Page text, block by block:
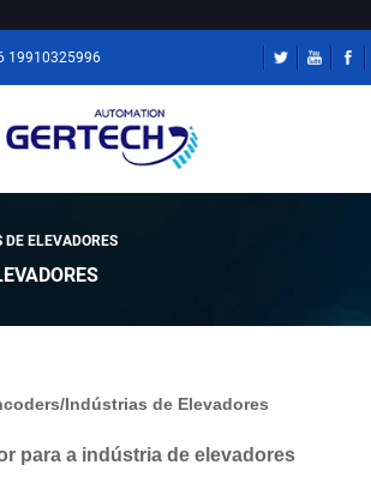
19910325996
DE ELEVADORES
Indústrias de Elevadores
para a indústria de elevadores